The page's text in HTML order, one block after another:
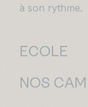
à son rythme.
ECOLE
NOS